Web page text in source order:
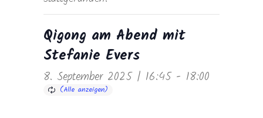
Qigong am Abend mit
Stefanie Evers
8. September 2025 | 16:45- 18:00